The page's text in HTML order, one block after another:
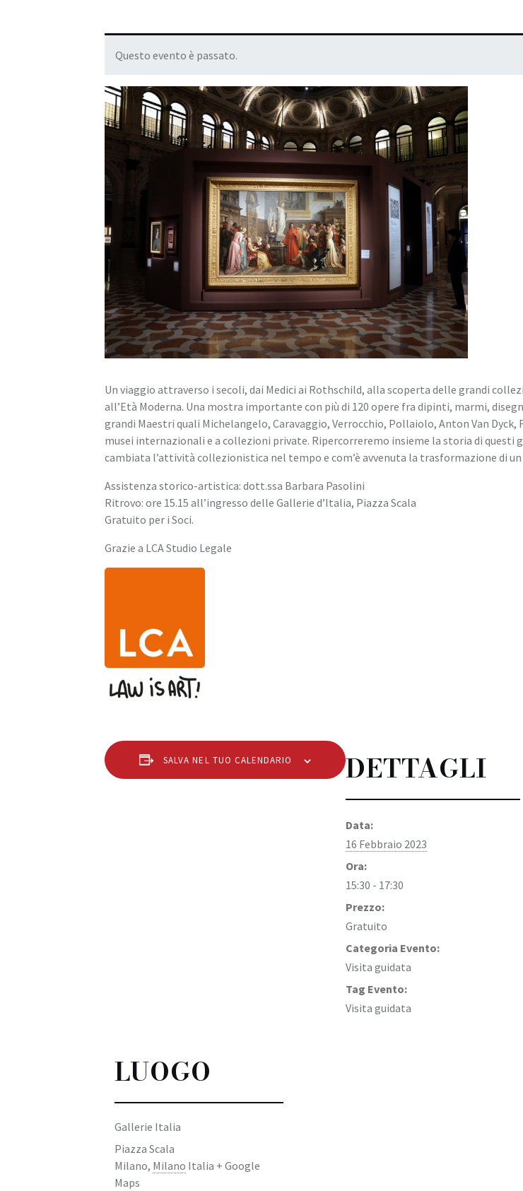
Questo evento è passato.
Un viaggio attraverso i secoli, dai Medici ai Rothschild, alla scoperta delle grandi
all’Età Moderna. Una mostra importante con più di 120 opere fra dipinti, marmi,
grandi Maestri quali Michelangelo, Caravaggio, Verrocchio, Pollaiolo, Anton Van
musei internazionali e a collezioni private. Ripercorreremo insieme la storia di questi
cambiata l’attività collezionistica nel tempo e com’è avvenuta la trasformazione di
Assistenza storico-artistica: dott.ssa Barbara Pasolini
Ritrovo: ore 15.15 all’ingresso delle Gallerie d’Italia, Piazza Scala
Gratuito per i Soci.
Grazie a LCA Studio Legale
SALVA NEL TUO CALENDARIO DETTAGLI
Data:
16 Febbraio 2023
Ora:
15:30 - 17:30
Prezzo:
Gratuito
Categoria Evento:
Visita guidata
Tag Evento:
Visita guidata
LUOGO
Gallerie Italia
Piazza Scala
Milano, Milano Italia + Google
Maps